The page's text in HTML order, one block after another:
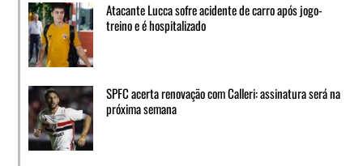
Atacante Lucca sofre acidente de carro após jogo-
treino e é hospitalizado
SPFC acerta renovação com Calleri: assinatura será na
próxima semana